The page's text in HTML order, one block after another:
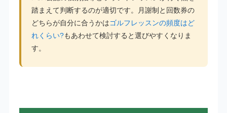
踏まえて判断するのが適切です。月謝制と回数券の
どちらが自分に合うかはゴルフレッスンの頻度はど
れくらい?もあわせて検討すると選びやすくなりま
す。